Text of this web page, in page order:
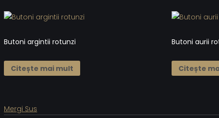
Butoni argintii rotunzi
Citește mai mult
Butoni aurii
Citește
Mergi Sus